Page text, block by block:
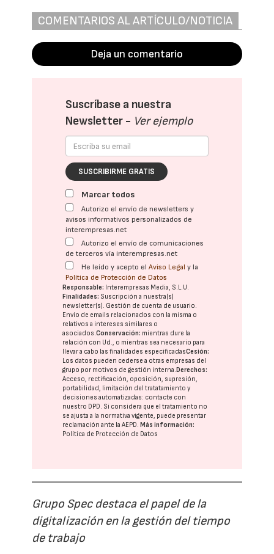
COMENTARIOS AL ARTÍCULO/NOTICIA
Deja un comentario
Suscríbase a nuestra
Newsletter - Ver ejemplo
SUSCRIBIRME GRATIS
Marcar todos
Autorizo el envío de newsletters y
avisos informativos personalizados de
interempresas.net
Autorizo el envío de comunicaciones
de terceros vía interempresas.net
He leído y acepto elAviso Legal y la
Política de Protección de Datos
Responsable: Interempresas Media, S.L.U.
Finalidades: Suscripción a nuestra(s)
newsletter(s). Gestión de cuenta de usuario.
Envío de emails relacionados con la misma o
relativos a intereses similares o
asociados.Conservación: mientras dure la
relación con Ud., o mientras sea necesario para
llevar a cabo las finalidades especificadasCesión:
Los datos pueden cederse a otras empresas del
grupo por motivos de gestión interna. Derechos:
Acceso, rectificación, oposición, supresión,
portabilidad, limitación del tratatamiento y
decisiones automatizadas: contacte con
nuestro DPD. Si considera que el tratamiento no
se ajusta a la normativa vigente, puede presentar
reclamación ante laAEPD. Más información:
Política de Protección de Datos
Grupo Spec destaca el papel de la
digitalización en la gestión del tiempo
de trabajo